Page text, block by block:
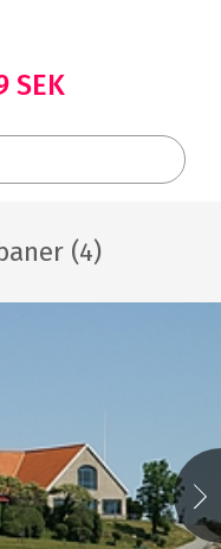
SEK
(4)